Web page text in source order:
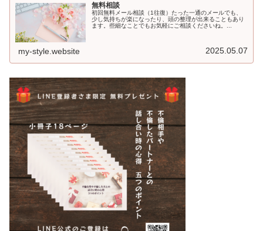
無料相談
初回無料メール相談（1往復）たった一通のメールでも、
少し気持ちが楽になったり、頭の整理が出来ることもあり
ます。些細なことでもお気軽にご相談くださいね。...
my-style.website 2025.05.07